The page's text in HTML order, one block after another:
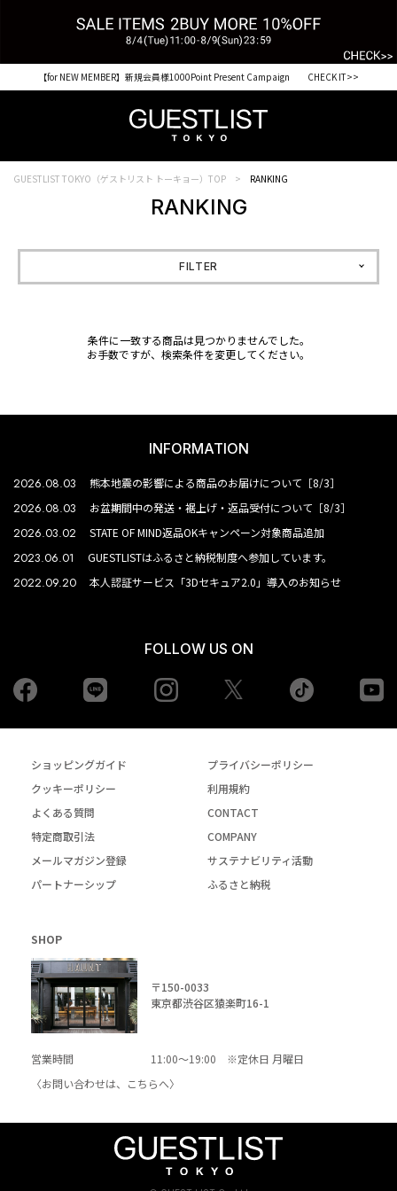
【for NEW MEMBER】新規会員様1000Point Present Campaign CHECK IT>>
GUESTLIST TOKYO（ゲストリスト トーキョー）TOP RANKING
RANKING
FILTER
条件に一致する商品は見つかりませんでした。
お手数ですが、検索条件を変更してください。
INFORMATION
2026.08.03 熊本地震の影響による商品のお届けについて［8/3］
2026.08.03 お盆期間中の発送・裾上げ・返品受付について［8/3］
2026.03.02 STATE OF MIND返品OKキャンペーン対象商品追加
2023.06.01 GUESTLISTはふるさと納税制度へ参加しています。
2022.09.20 本人認証サービス「3Dセキュア2.0」導入のお知らせ
FOLLOW US ON
Facebook Instagram tiktok
ショッピングガイド
プライバシーポリシー
クッキーポリシー
利用規約
よくある質問
CONTACT
特定商取引法
COMPANY
メールマガジン登録
サステナビリティ活動
パートナーシップ
ふるさと納税
SHOP
〒150-0033
東京都渋谷区猿楽町16-1
営業時間
11:00～19:00 ※定休日 月曜日
〈お問い合わせは、
こちらへ〉